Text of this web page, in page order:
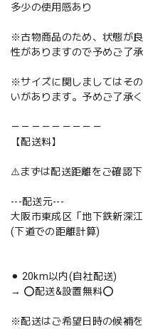
多少の使用感あり
※古物商品のため、状態が
性がありますので予めご了承
※サイズに関しましてはそ
いがあります。予めご了承く
－－－－－－－－－
【配送料】
⚠️まずは配送距離をご確認下
---配送元---
大阪市東成区「地下鉄新深江
(下道での距離計算)
⚫︎ 20km以内(自社配送)
→ ⭕️配送&設置無料⭕️
※配送はご希望日時の候補